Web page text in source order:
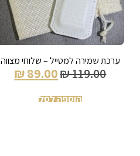
ערכת שמירה למטייל – שלוחי מצווה
₪119.00
₪89.00
הוספה לסל